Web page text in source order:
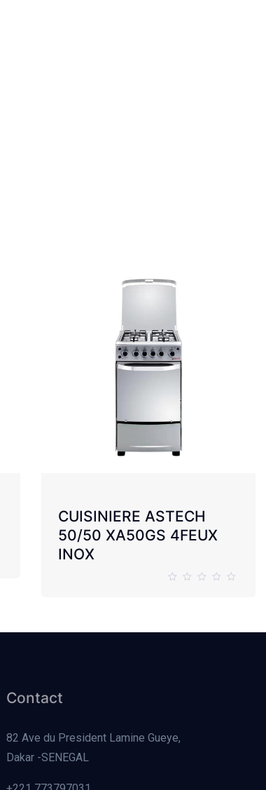
CUISINIERE ASTECH
50/50 XA50GS 4FEUX
INOX
Contact
82 Ave du President Lamine Gueye,
Dakar -SENEGAL